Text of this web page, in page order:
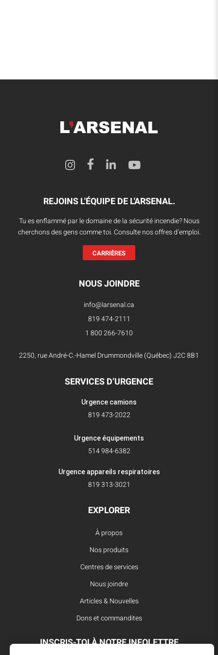
REJOINS L'ÉQUIPE DE L'ARSENAL.
Tu es enflammé par le domaine de la sécurité incendie? Nous
cherchons des gens comme toi. Consulte nos offres d’emploi.
CARRIÈRES
NOUS JOINDRE
info@larsenal.ca
819 474-2111
1 800 266-7610
2250, rue André-C.-Hamel Drummondville (Québec) J2C 8B1
SERVICES D’URGENCE
Urgence camions
819 473-2022
Urgence équipements
514 984-6382
Urgence appareils respiratoires
819 313-3021
EXPLORER
À propos
Nos produits
Centres de services
Nous joindre
Articles & Nouvelles
Dons et commandites
INSCRIS-TOI À NOTRE INFOLETTRE